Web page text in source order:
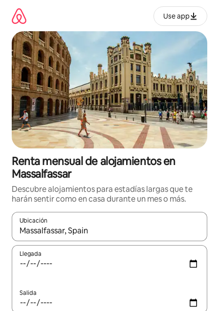
contenido
Use app
Renta mensual de alojamientos en
Massalfassar
Descubre alojamientos para estadías largas que te
harán sentir como en casa durante un mes o más.
Ubicación
Cuando los resultados estén disponibles, navega con las
Llegada
Salida